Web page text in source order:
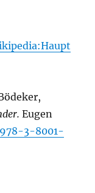
Eugen
3-8001-